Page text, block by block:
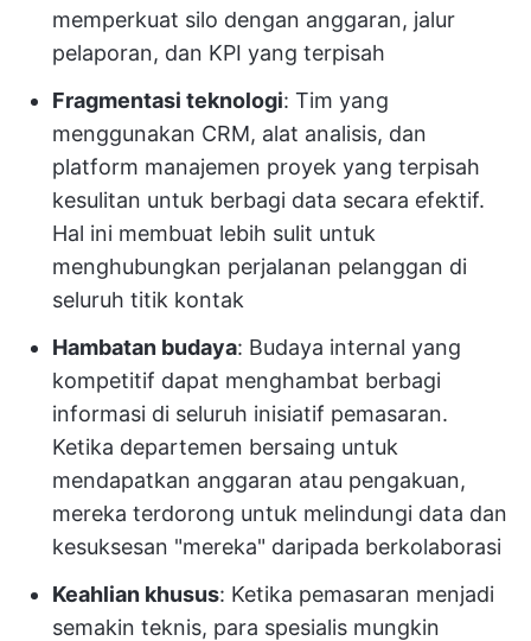
memperkuat silo dengan anggaran, jalur
pelaporan, dan KPI yang terpisah
Fragmentasi teknologi: Tim yang
menggunakan CRM, alat analisis, dan
platform manajemen proyek yang terpisah
kesulitan untuk berbagi data secara efektif.
Hal ini membuat lebih sulit untuk
menghubungkan perjalanan pelanggan di
seluruh titik kontak
Hambatan budaya: Budaya internal yang
kompetitif dapat menghambat berbagi
informasi di seluruh inisiatif pemasaran.
Ketika departemen bersaing untuk
mendapatkan anggaran atau pengakuan,
mereka terdorong untuk melindungi data dan
kesuksesan "mereka" daripada berkolaborasi
Keahlian khusus: Ketika pemasaran menjadi
semakin teknis, para spesialis mungkin